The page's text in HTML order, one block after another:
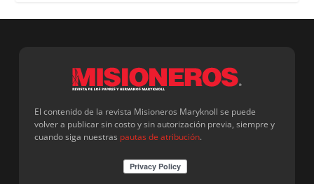
El contenido de la revista Misioneros Maryknoll se puede
volver a publicar sin costo y sin autorización previa, siempre y
cuando siga nuestras pautas de atribución.